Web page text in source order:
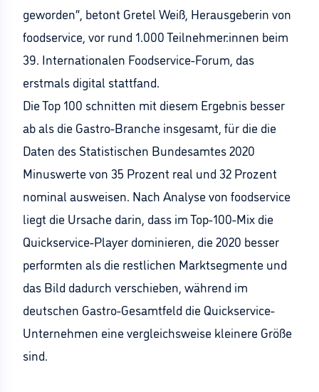
geworden“, betont Gretel Weiß, Herausgeberin von
foodservice, vor rund 1.000 Teilnehmer:innen beim
39. Internationalen Foodservice-Forum, das
erstmals digital stattfand.
Die Top 100 schnitten mit diesem Ergebnis besser
ab als die Gastro-Branche insgesamt, für die die
Daten des Statistischen Bundesamtes 2020
Minuswerte von 35 Prozent real und 32 Prozent
nominal ausweisen. Nach Analyse von foodservice
liegt die Ursache darin, dass im Top-100-Mix die
Quickservice-Player dominieren, die 2020 besser
performten als die restlichen Marktsegmente und
das Bild dadurch verschieben, während im
deutschen Gastro-Gesamtfeld die Quickservice-
Unternehmen eine vergleichsweise kleinere Größe
sind.